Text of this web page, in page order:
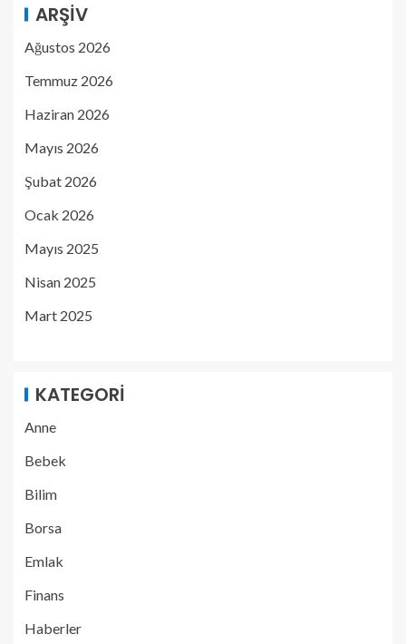
ARŞIV
Ağustos 2026
Temmuz 2026
Haziran 2026
Mayıs 2026
Şubat 2026
Ocak 2026
Mayıs 2025
Nisan 2025
Mart 2025
KATEGORI
Anne
Bebek
Bilim
Borsa
Emlak
Finans
Haberler